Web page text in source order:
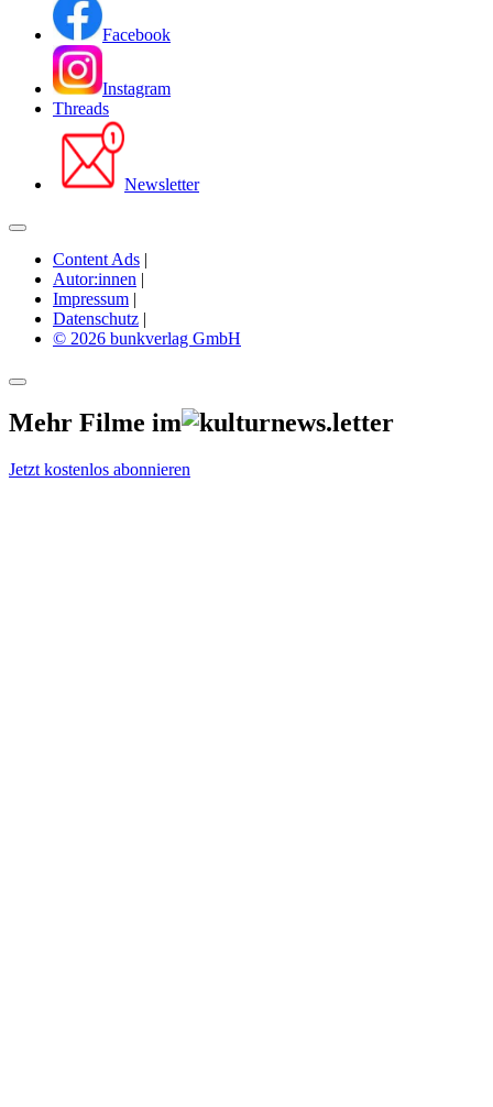
Facebook
Instagram
Threads
Newsletter
Content Ads |
Autor:innen |
Impressum |
Datenschutz |
© 2026 bunkverlag GmbH
Mehr Filme im
Jetzt kostenlos abonnieren